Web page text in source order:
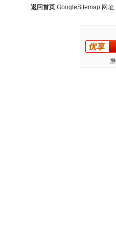
返回首页 GoogleSitemap 网